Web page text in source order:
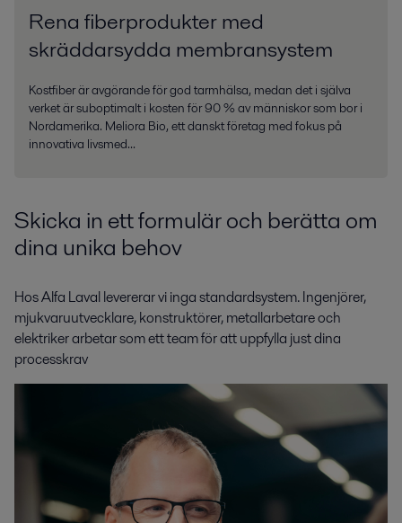
Rena fiberprodukter med
skräddarsydda membransystem
Kostfiber är avgörande för god tarmhälsa, medan det i själva
verket är suboptimalt i kosten för 90 % av människor som bor i
Nordamerika. Meliora Bio, ett danskt företag med fokus på
innovativa livsmed...
Skicka in ett formulär och berätta om
dina unika behov
Hos Alfa Laval levererar vi inga standardsystem. Ingenjörer,
mjukvaruutvecklare, konstruktörer, metallarbetare och
elektriker arbetar som ett team för att uppfylla just dina
processkrav